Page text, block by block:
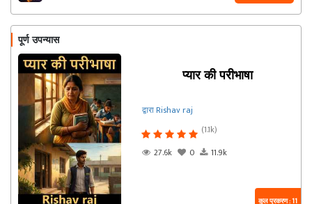
पूर्ण उपन्यास
प्यार की परीभाषा
द्वारा Rishav raj
(1.1k)
27.6k
0 11.9k
कुल प्रकरण : 11